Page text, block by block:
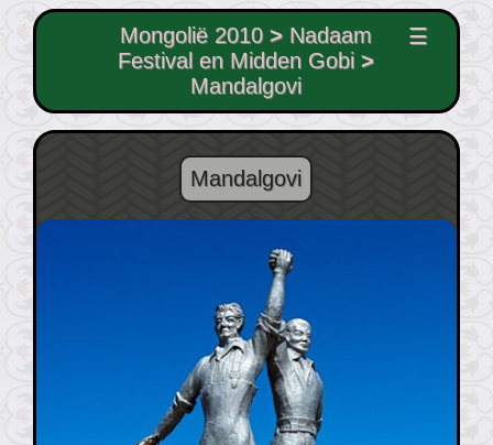
Mongolië 2010> Nadaam
Festival en Midden Gobi >
Mandalgovi
☰
Mandalgovi